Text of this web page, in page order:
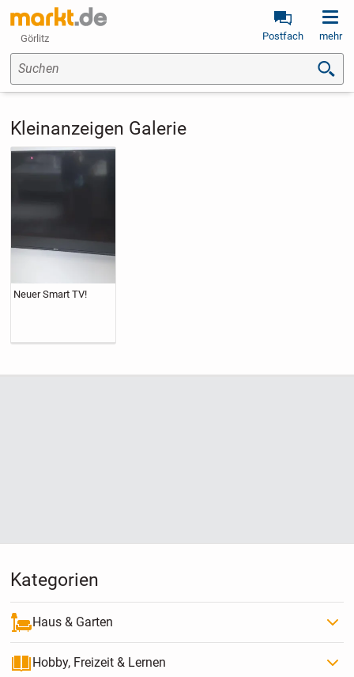
Görlitz Postfach mehr
Suchen
Kleinanzeigen Galerie
Neuer Smart TV!
Kategorien
Haus & Garten
Hobby, Freizeit & Lernen